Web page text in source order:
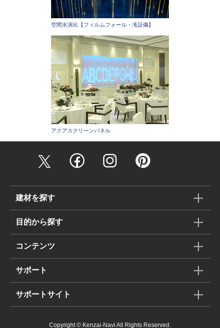
空間水演出【フィルムフォール・滝設備】
アクアスクリーンパネル
建材を探す
目的から探す
コンテンツ
サポート
サポートサイト
Copyright © Kenzai-Navi All Rights Reserved.